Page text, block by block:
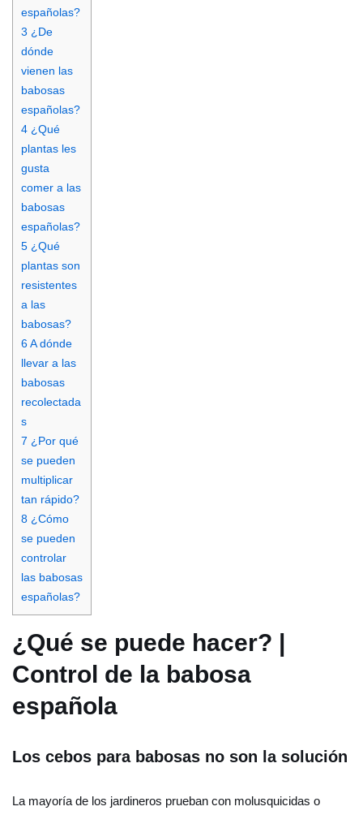
españolas?
3 ¿De
dónde
vienen las
babosas
españolas?
4 ¿Qué
plantas les
gusta
comer a las
babosas
españolas?
5 ¿Qué
plantas son
resistentes
a las
babosas?
6A dónde
llevar a las
babosas
recolectada
s
7 ¿Por qué
se pueden
multiplicar
tan rápido?
8 ¿Cómo
se pueden
controlar
las babosas
españolas?
¿Qué se puede hacer? |
Control de la babosa
española
Los cebos para babosas no son la solución
La mayoría de los jardineros prueban con molusquicidas o